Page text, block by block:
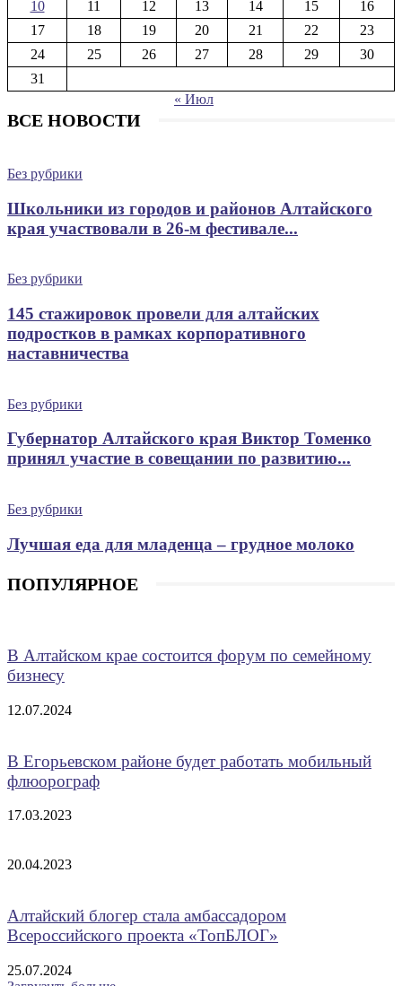
10
11 12 13 14 15
16
17
18 19 20 21 22
23
24
25 26 27 28 29
30
31
« Июл
ВСЕ НОВОСТИ
Без рубрики
Школьники из городов и районов Алтайского
края участвовали в 26-м фестивале...
Без рубрики
145 стажировок провели для алтайских
подростков в рамках корпоративного
наставничества
Без рубрики
Губернатор Алтайского края Виктор Томенко
принял участие в совещании по развитию...
Без рубрики
Лучшая еда для младенца – грудное молоко
ПОПУЛЯРНОЕ
В Алтайском крае состоится форум по семейному
бизнесу
12.07.2024
В Егорьевском районе будет работать мобильный
флюорограф
17.03.2023
20.04.2023
Алтайский блогер стала амбассадором
Всероссийского проекта «ТопБЛОГ»
25.07.2024